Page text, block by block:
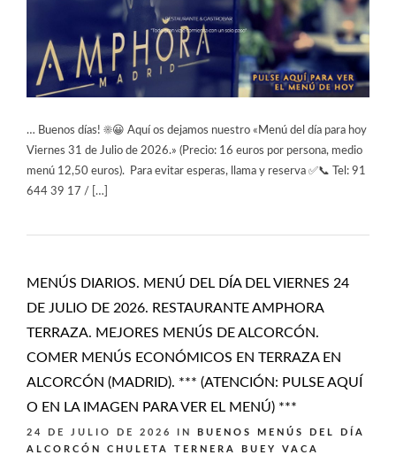
… Buenos días! ☀️😀 Aquí os dejamos nuestro «Menú del día para hoy
Viernes 31 de Julio de 2026.» (Precio: 16 euros por persona, medio
menú 12,50 euros). Para evitar esperas, llama y reserva ✅📞 Tel: 91
644 39 17 / […]
MENÚS DIARIOS. MENÚ DEL DÍA DEL VIERNES 24
DE JULIO DE 2026. RESTAURANTE AMPHORA
TERRAZA. MEJORES MENÚS DE ALCORCÓN.
COMER MENÚS ECONÓMICOS EN TERRAZA EN
ALCORCÓN (MADRID). *** (ATENCIÓN: PULSE AQUÍ
O EN LA IMAGEN PARA VER EL MENÚ) ***
24 DE JULIO DE 2026 IN
BUENOS MENÚS DEL DÍA
ALCORCÓN
CHULETA TERNERA BUEY VACA